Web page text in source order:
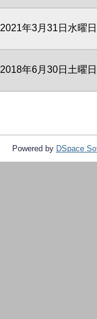
2021年3月31日水曜日
2018年6月30日土曜日
Powered by DSpace